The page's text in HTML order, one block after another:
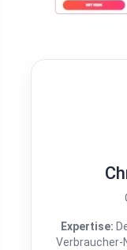
Expertise:
Verbraucher-